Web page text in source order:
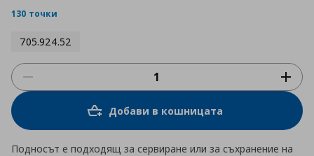
130 точки
705.924.52
Добави в кошницата
Подносът е подходящ за сервиране или за съхранение на